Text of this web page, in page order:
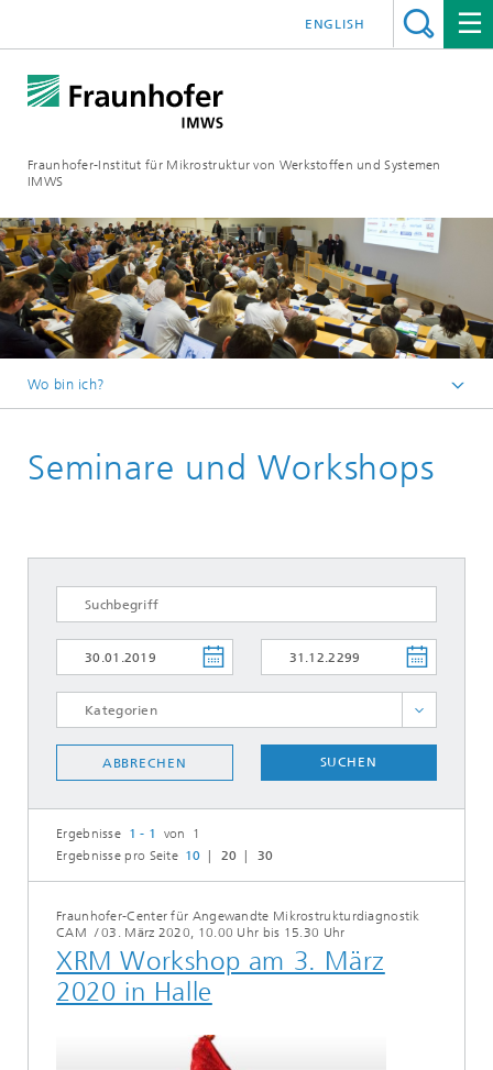
Fraunhofer-Institut für Mikrostruktur von Werkstoffen und Systemen
IMWS
ENGLISH
Wo bin ich?
Veranstaltungen
Seminare und Workshops
Automotive
Kunststoffe
Leichtbau
Optik
Photovoltaik
Preis
Veranstaltung
ALLE AUSWÄHLEN
ABBRECHEN SUCHEN
Ergebnisse 1 - 1
von 1
Ergebnisse pro Seite 10 20 30
Fraunhofer-Center für Angewandte Mikrostrukturdiagnostik
CAM /03. März 2020, 10.00 Uhr bis 15.30 Uhr
XRM Workshop am 3. März
2020 in Halle